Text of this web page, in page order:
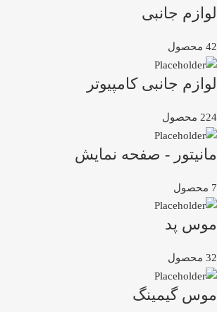
لوازم جانبی
42 محصول
لوازم جانبی کامپیوتر
224 محصول
مانیتور - صفحه نمایش
7 محصول
موس پد
32 محصول
موس گیمینگ